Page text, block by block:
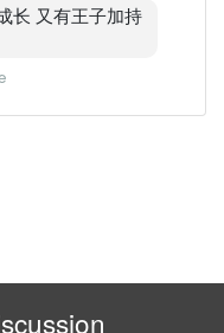
长 又有王子加持